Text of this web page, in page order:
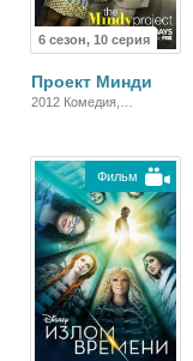
6 сезон, 10 серия
Проект Минди
2012 Комедия,
Фильм